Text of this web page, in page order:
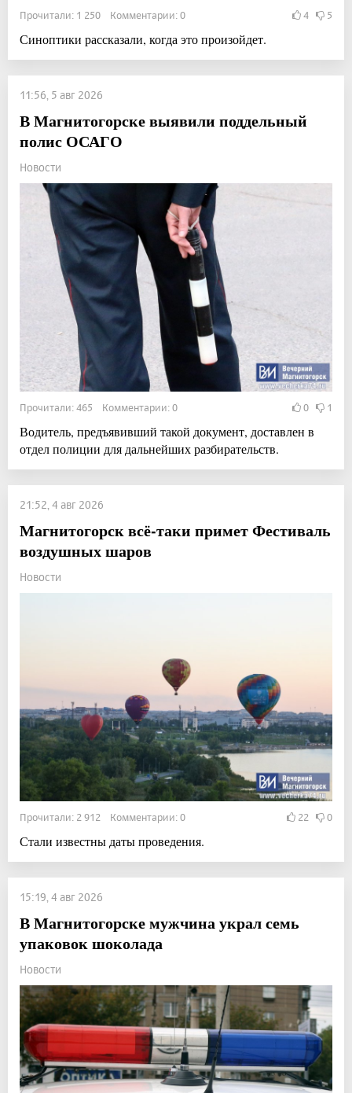
Прочитали: 1 250 Комментарии: 0 4 5
Синоптики рассказали, когда это произойдет.
11:56, 5 авг 2026
В Магнитогорске выявили поддельный
полис ОСАГО
Новости
Прочитали: 465 Комментарии: 0 0 1
Водитель, предъявивший такой документ, доставлен в
отдел полиции для дальнейших разбирательств.
21:52, 4 авг 2026
Магнитогорск всё-таки примет Фестиваль
воздушных шаров
Новости
Прочитали: 2 912 Комментарии: 0 22 0
Стали известны даты проведения.
15:19, 4 авг 2026
В Магнитогорске мужчина украл семь
упаковок шоколада
Новости